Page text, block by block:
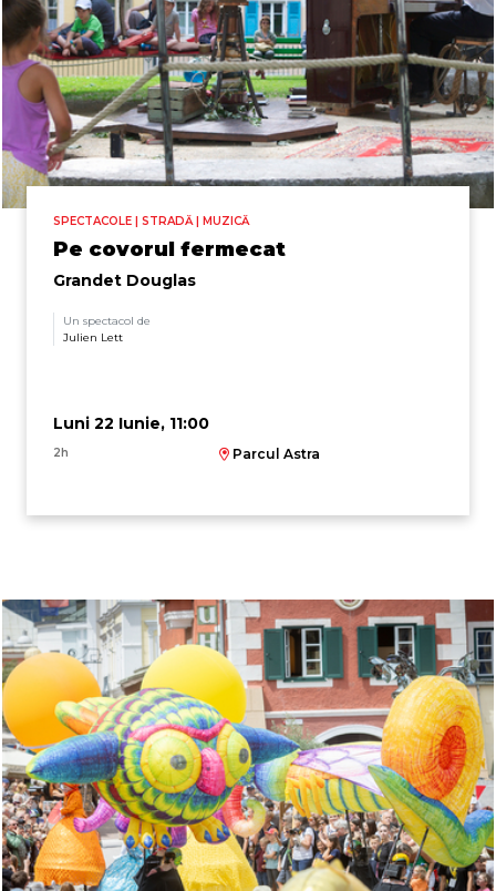
SPECTACOLE | STRADĂ | MUZICĂ
Pe covorul fermecat
Grandet Douglas
Un spectacol de
Julien Lett
Luni 22 Iunie, 11:00
2h Parcul Astra